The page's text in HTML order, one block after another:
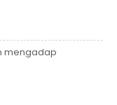
mengadap